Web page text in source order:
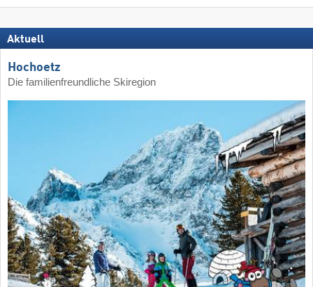
Aktuell
Hochoetz
Die familienfreundliche Skiregion